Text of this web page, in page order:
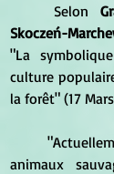
	Selon
Skoczeń-
"La
culture
la forêt" (17
animaux